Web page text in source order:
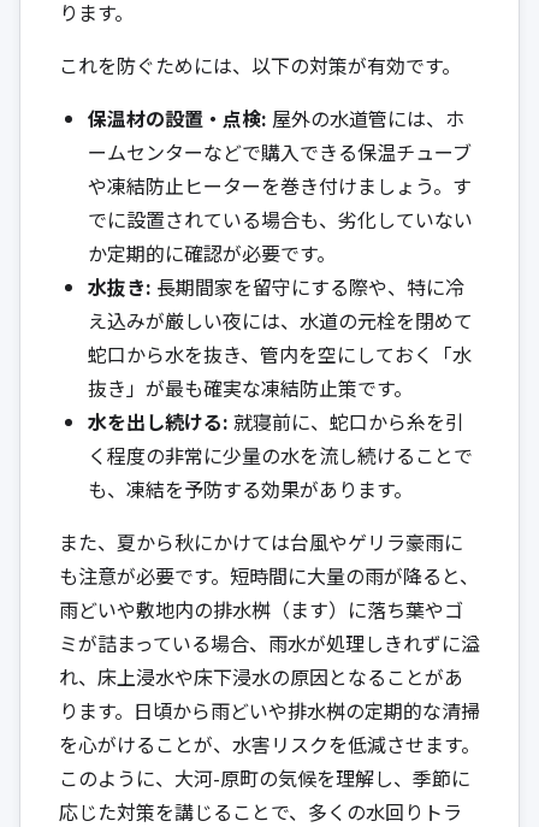
ります。
これを防ぐためには、以下の対策が有効です。
保温材の設置・点検: 屋外の水道管には、ホ
ームセンターなどで購入できる保温チューブ
や凍結防止ヒーターを巻き付けましょう。す
でに設置されている場合も、劣化していない
か定期的に確認が必要です。
水抜き: 長期間家を留守にする際や、特に冷
え込みが厳しい夜には、水道の元栓を閉めて
蛇口から水を抜き、管内を空にしておく「水
抜き」が最も確実な凍結防止策です。
水を出し続ける: 就寝前に、蛇口から糸を引
く程度の非常に少量の水を流し続けることで
も、凍結を予防する効果があります。
また、夏から秋にかけては台風やゲリラ豪雨に
も注意が必要です。短時間に大量の雨が降ると、
雨どいや敷地内の排水桝（ます）に落ち葉やゴ
ミが詰まっている場合、雨水が処理しきれずに溢
れ、床上浸水や床下浸水の原因となることがあ
ります。日頃から雨どいや排水桝の定期的な清掃
を心がけることが、水害リスクを低減させます。
このように、大河-原町の気候を理解し、季節に
応じた対策を講じることで、多くの水回りトラ